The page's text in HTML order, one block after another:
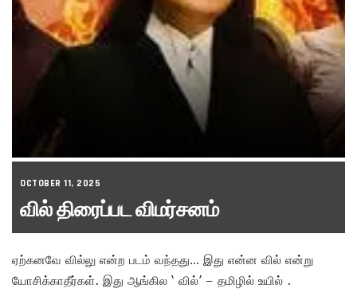
OCTOBER 11, 2025
வில் திரைப்பட விமர்சனம்
ஏற்கனவே வில்லு என்ற படம் வந்தது… இது என்ன வில் என்று
யோசிக்காதீர்கள். இது ஆங்கில ‘ வில்’ – தமிழில் உயில் .